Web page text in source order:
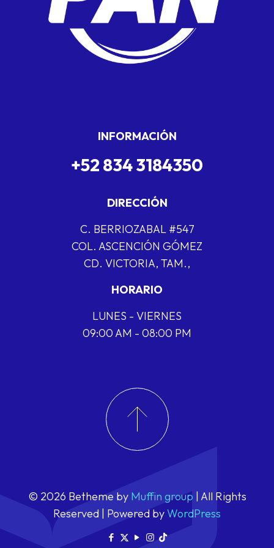
INFORMACIÓN
+52 834 3184350
DIRECCIÓN
C. BERRIOZABAL #547
COL. ASCENCIÓN GÓMEZ
CD. VICTORIA, TAM.,
HORARIO
LUNES - VIERNES
09:00 AM - 08:00 PM
© 2026 Betheme by Muffin group | All Rights
Reserved | Powered byWordPress